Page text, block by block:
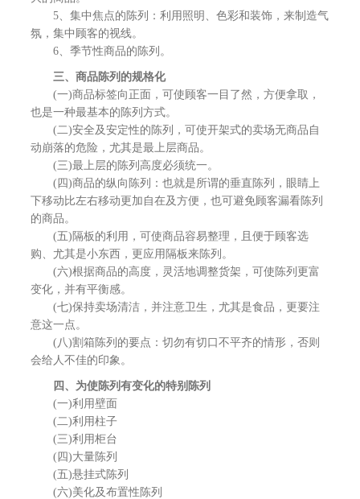
5、集中焦点的陈列：利用照明、色彩和装饰，来制造气
氛，集中顾客的视线。
6、季节性商品的陈列。
三、商品陈列的规格化
(一)商品标签向正面，可使顾客一目了然，方便拿取，
也是一种最基本的陈列方式。
(二)安全及安定性的陈列，可使开架式的卖场无商品自
动崩落的危险，尤其是最上层商品。
(三)最上层的陈列高度必须统一。
(四)商品的纵向陈列：也就是所谓的垂直陈列，眼睛上
下移动比左右移动更加自在及方便，也可避免顾客漏看陈列
的商品。
(五)隔板的利用，可使商品容易整理，且便于顾客选
购、尤其是小东西，更应用隔板来陈列。
(六)根据商品的高度，灵活地调整货架，可使陈列更富
变化，并有平衡感。
(七)保持卖场清洁，并注意卫生，尤其是食品，更要注
意这一点。
(八)割箱陈列的要点：切勿有切口不平齐的情形，否则
会给人不佳的印象。
四、为使陈列有变化的特别陈列
(一)利用壁面
(二)利用柱子
(三)利用柜台
(四)大量陈列
(五)悬挂式陈列
(六)美化及布置性陈列